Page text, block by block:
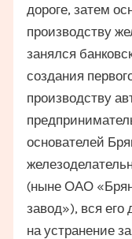
дороге, затем
производству
занялся
создания
производству
основателей
(ныне ОАО
завод»), вся его
на устранение